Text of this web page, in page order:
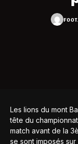
Les lions du mont
tête du
match avant de la
se sont imposés